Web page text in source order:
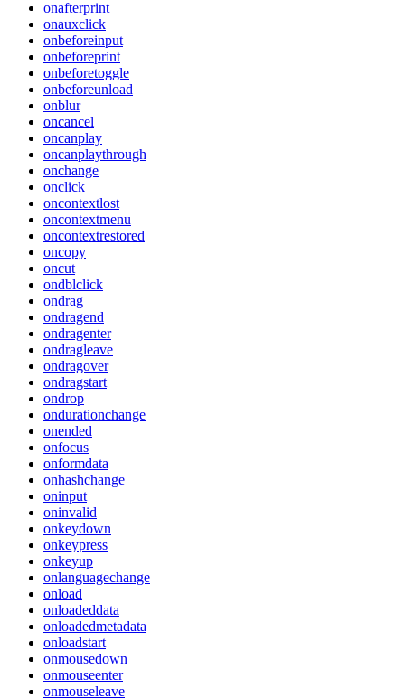
onafterprint
onauxclick
onbeforeinput
onbeforeprint
onbeforetoggle
onbeforeunload
onblur
oncancel
oncanplay
oncanplaythrough
onchange
onclick
oncontextlost
oncontextmenu
oncontextrestored
oncopy
oncut
ondblclick
ondrag
ondragend
ondragenter
ondragleave
ondragover
ondragstart
ondrop
ondurationchange
onended
onfocus
onformdata
onhashchange
oninput
oninvalid
onkeydown
onkeypress
onkeyup
onlanguagechange
onload
onloadeddata
onloadedmetadata
onloadstart
onmousedown
onmouseenter
onmouseleave